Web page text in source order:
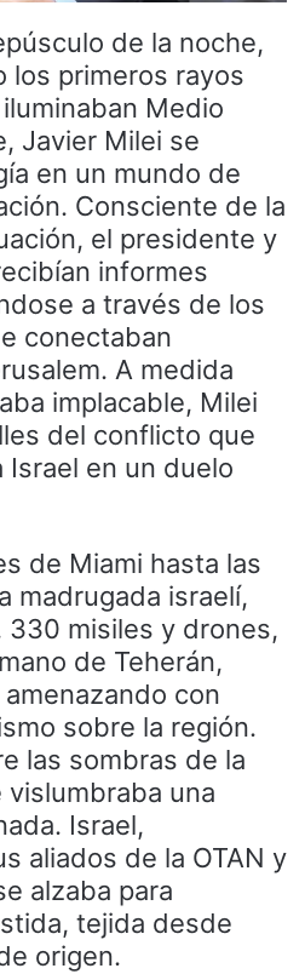
de la noche,
los primeros rayos
Medio
Javier Milei se
en un mundo de
Consciente de la
el presidente y
informes
a través de los
conectaban
A medida
implacable, Milei
del conflicto que
Israel en un duelo
de Miami hasta las
madrugada israelí,
330 misiles y drones,
de Teherán,
con
sobre la región.
las sombras de la
una
Israel,
aliados de la OTAN y
alzaba para
tejida desde
origen.